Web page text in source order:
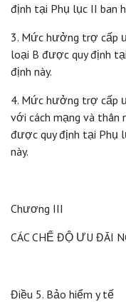
định tại Phụ lục II ban
3. Mức hưởng trợ cấp
loại B được quy định
định này.
4. Mức hưởng trợ cấp
với cách mạng và thân
được quy định tại Phụ
này.
Chương III
CÁC CHẾ ĐỘ ƯU ĐÃI
Điều 5. Bảo hiểm y tế